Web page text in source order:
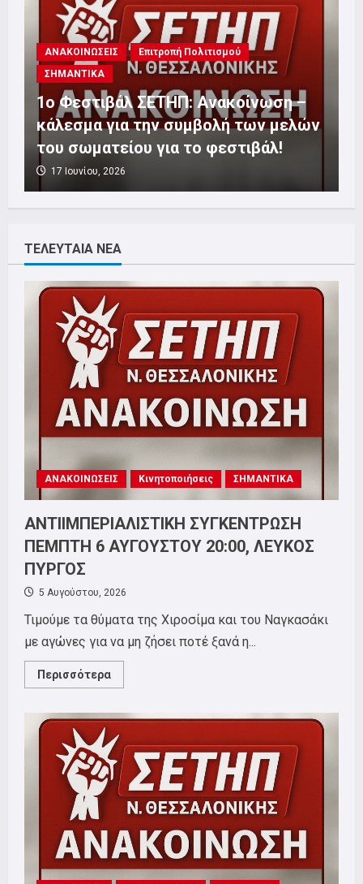
ΑΝΑΚΟΙΝΩΣΕΙΣ
Επιτροπή Πολιτισμού
ΣΗΜΑΝΤΙΚΑ
1o Φεστιβάλ ΣΕΤΗΠ: Ανακοίνωση –
κάλεσμα για την συμβολή των μελών
του σωματείου για το φεστιβάλ!
17 Ιουνίου, 2026
ΤΕΛΕΥΤΑΙΑ ΝΕΑ
ΑΝΑΚΟΙΝΩΣΕΙΣ Κινητοποιήσεις ΣΗΜΑΝΤΙΚΑ
ΑΝΤΙΙΜΠΕΡΙΑΛΙΣΤΙΚΗ ΣΥΓΚΕΝΤΡΩΣΗ
ΠΕΜΠΤΗ 6 ΑΥΓΟΥΣΤΟΥ 20:00, ΛΕΥΚΟΣ
ΠΥΡΓΟΣ
5 Αυγούστου, 2026
Τιμούμε τα θύματα της Χιροσίμα και του Ναγκασάκι
με αγώνες για να μη ζήσει ποτέ ξανά η...
Περισσότερα
more
ΣΥΓΚΕΝΤΡΩΣΗ
6
ΑΥΓΟΥΣΤΟΥ
20:00,
ΛΕΥΚΟΣ
ΠΥΡΓΟΣ